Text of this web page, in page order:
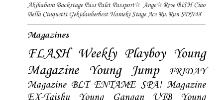
Akihabara Backstage Pass Palet Passport☆ Ange☆Reve BiSH Ciao
Bella Cinquetti Gekidanherbest Haraeki Stage Ace Ru:Run SDN48
Magazines
FLASH Weekly Playboy Young
Magazine
Young Jump
FRIDAY
Magazine BLT ENTAME SPA! Magazine
EX-Taishu
Young Gangan UTB Young